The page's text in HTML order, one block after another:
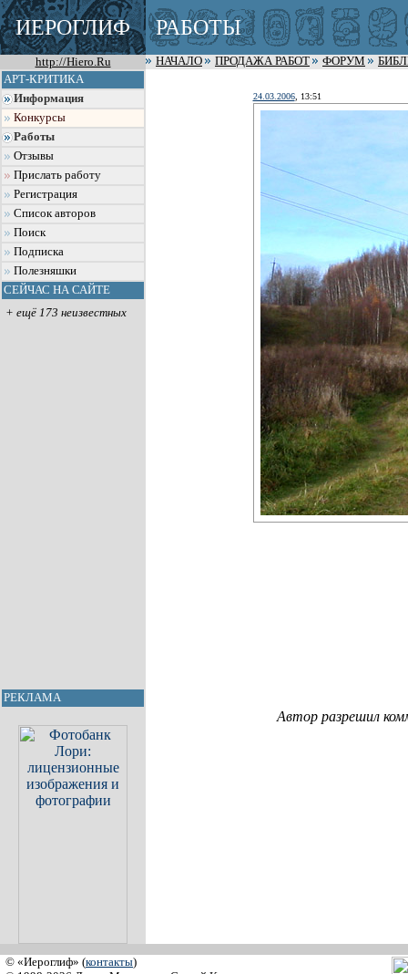
ИЕРОГЛИФ РАБОТЫ
http://Hiero.Ru НАЧАЛО ПРОДАЖА РАБОТ ФОРУМ
АРТ-КРИТИКА
Информация
Конкурсы
Работы
Отзывы
Прислать работу
Регистрация
Список авторов
Поиск
Подписка
Полезняшки
СЕЙЧАС НА САЙТЕ
+ ещё 173 неизвестных
РЕКЛАМА
24.03.2006, 13:51
Автор разрешил
© «Иероглиф» (контакты)